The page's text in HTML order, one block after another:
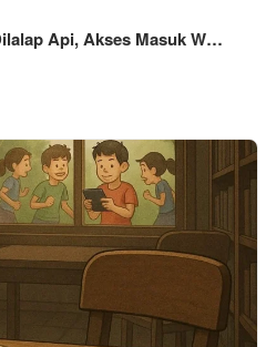
Api, Akses Masuk W…